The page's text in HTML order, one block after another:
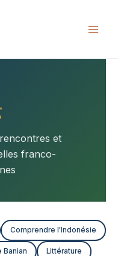
et
franco-
Comprendre l'Indonésie
Banian Littérature